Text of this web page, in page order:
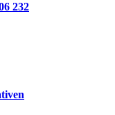
232